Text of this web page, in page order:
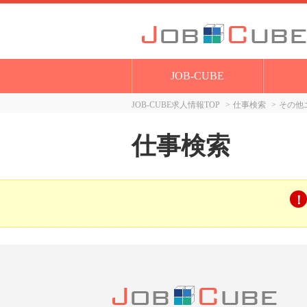
JOB-CUBE
JOB-CUBE求人情報TOP 仕事検索 その他
仕事検索